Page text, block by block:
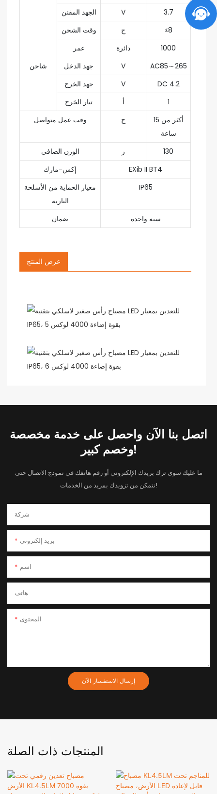
الجهد المقنن V
3.7
وقت الشحن
ح
≤8
عمر
دائرة
1000
شاحن
جهد الدخل V
AC85～265
جهد الخرج
V
DC 4.2
تيار الخرج
أ
1
وقت عمل متواصل
ح
أكثر من 15
ساعة
الوزن الصافي
ز
130
إكس-مارك
EXib II BT4
معيار الحماية من الأسلحة
النارية
IP65
ضمان سنة واحدة
عرض المنتج
اتصل بنا الآن واحصل على خدمة مخصصة
وخصم كبير!
ما عليك سوى ترك بريدك الإلكتروني أو رقم هاتفك في نموذج الاتصال حتى
نتمكن من تزويدك بمزيد من الخدمات!
شركة
بريد إلكتروني
اسم
هاتف
المحتوى
إرسال الاستفسار الآن
المنتجات ذات الصلة